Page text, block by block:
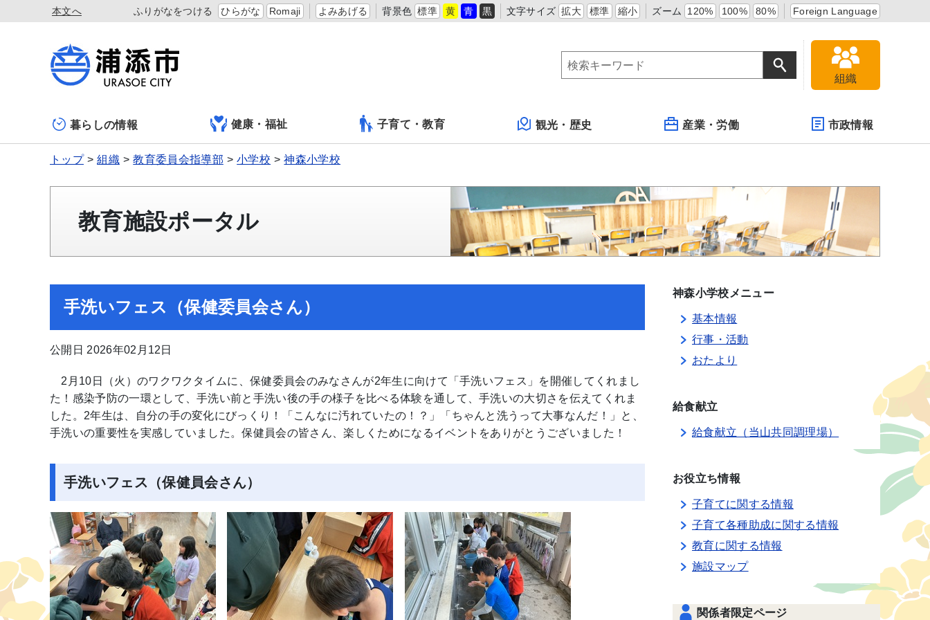
本文へ ふりがなをつける ひらがな Romaji よみあげる 背景色 標準 黄 青 黒 文字サイズ 拡大 標準 縮小 ズーム 120% 100% 80% Foreign Language
組織
暮らしの情報 健康・福祉 子育て・教育 観光・歴史 産業・労働 市政情報
トップ 組織 教育委員会指導部 小学校 神森小学校
教育施設ポータル
手洗いフェス（保健委員会さん）
公開日 2026年02月12日
2月10日（火）のワクワクタイムに、保健委員会のみなさんが2年生に向けて「手洗いフェス」を開催してくれまし
た！感染予防の一環として、手洗い前と手洗い後の手の様子を比べる体験を通して、手洗いの大切さを伝えてくれま
した。2年生は、自分の手の変化にびっくり！「こんなに汚れていたの！？」「ちゃんと洗うって大事なんだ！」と、
手洗いの重要性を実感していました。保健員会の皆さん、楽しくためになるイベントをありがとうございました！
手洗いフェス（保健員会さん）
神森小学校メニュー
基本情報
行事・活動
おたより
給食献立
給食献立（当山共同調理場）
お役立ち情報
子育てに関する情報
子育て各種助成に関する情報
教育に関する情報
施設マップ
関係者限定ページ